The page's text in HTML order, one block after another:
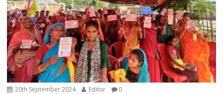
20th September 2024 Editor 0